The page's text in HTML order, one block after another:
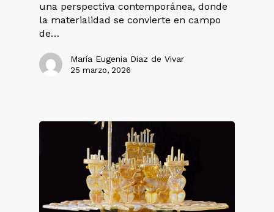
una perspectiva contemporánea, donde
la materialidad se convierte en campo
de…
María Eugenia Diaz de Vivar
25 marzo, 2026